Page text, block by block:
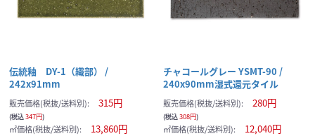
伝統釉 DY-1（織部） /
242x91mm
販売価格(税抜/送料別): 315円
(税込347円)
㎡価格(税抜/送料別): 13,860円
チャコールグレー YSMT-90 /
240x90mm湿式還元タイル
販売価格(税抜/送料別): 280円
(税込308円)
㎡価格(税抜/送料別): 12,040円